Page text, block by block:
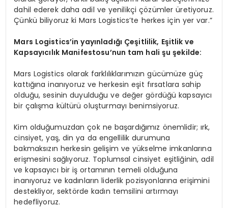
dahil ederek daha adil ve yenilikçi çözümler üretiyoruz.
Çünkü biliyoruz ki Mars Logistics’te herkes için yer var.”
Mars Logistics’in yayınladığı Çeşitlilik, Eşitlik ve
Kapsayıcılık Manifestosu’nun tam hali şu şekilde:
Mars Logistics olarak farklılıklarımızın gücümüze güç
kattığına inanıyoruz ve herkesin eşit fırsatlara sahip
olduğu, sesinin duyulduğu ve değer gördüğü kapsayıcı
bir çalışma kültürü oluşturmayı benimsiyoruz.
Kim olduğumuzdan çok ne başardığımız önemlidir; ırk,
cinsiyet, yaş, din ya da engellilik durumuna
bakmaksızın herkesin gelişim ve yükselme imkanlarına
erişmesini sağlıyoruz. Toplumsal cinsiyet eşitliğinin, adil
ve kapsayıcı bir iş ortamının temeli olduğuna
inanıyoruz ve kadınların liderlik pozisyonlarına erişimini
destekliyor, sektörde kadın temsilini artırmayı
hedefliyoruz.